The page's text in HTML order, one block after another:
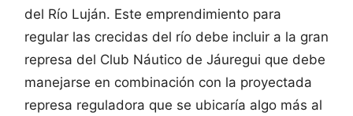
del Río Luján. Este emprendimiento para
regular las crecidas del río debe incluir a la gran
represa del Club Náutico de Jáuregui que debe
manejarse en combinación con la proyectada
represa reguladora que se ubicaría algo más al